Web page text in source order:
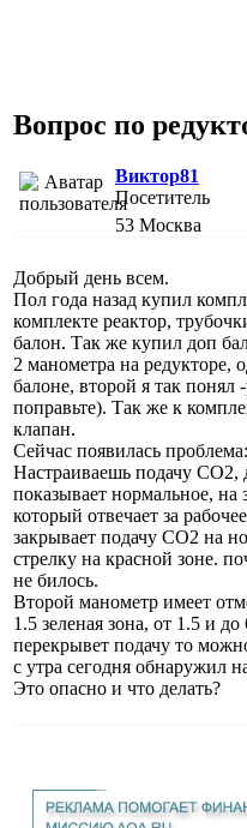
Вопрос по
Виктор81
Посетитель
53 Москва
Добрый день всем.
Пол года назад купил
комплекте реактор,
балон. Так же купил доп
2 манометра на редукторе,
балоне, второй я так понял
поправьте). Так же к
клапан.
Сейчас появилась проблема:
Настраиваешь подачу СО2,
показывает нормальное, на
который отвечает за
закрывает подачу СО2 на
стрелку на красной зоне.
не билось.
Второй манометр имеет
1.5 зеленая зона, от 1.5 и
перекрывет подачу то
с утра сегодня обнаружил
Это опасно и что делать?